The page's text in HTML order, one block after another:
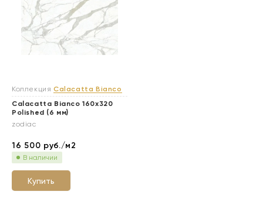
Коллекция Calacatta Bianco
Calacatta Bianco 160x320
Polished (6 мм)
zodiac
16 500 руб./м2
В наличии
Купить